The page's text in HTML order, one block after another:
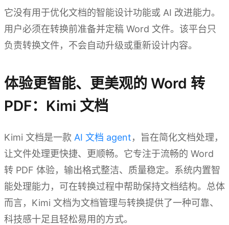
它没有用于优化文档的智能设计功能或 AI 改进能力。
用户必须在转换前准备并定稿 Word 文件。该平台只
负责转换文件，不会自动升级或重新设计内容。
体验更智能、更美观的 Word 转
PDF：Kimi 文档
Kimi 文档是一款 AI 文档 agent，旨在简化文档处理，
让文件处理更快捷、更顺畅。它专注于流畅的 Word
转 PDF 体验，输出格式整洁、质量稳定。系统内置智
能处理能力，可在转换过程中帮助保持文档结构。总体
而言，Kimi 文档为文档管理与转换提供了一种可靠、
科技感十足且轻松易用的方式。